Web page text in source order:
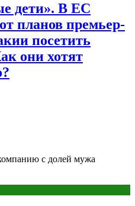
дети». В ЕС
планов премьер-
посетить
они хотят
с долей мужа